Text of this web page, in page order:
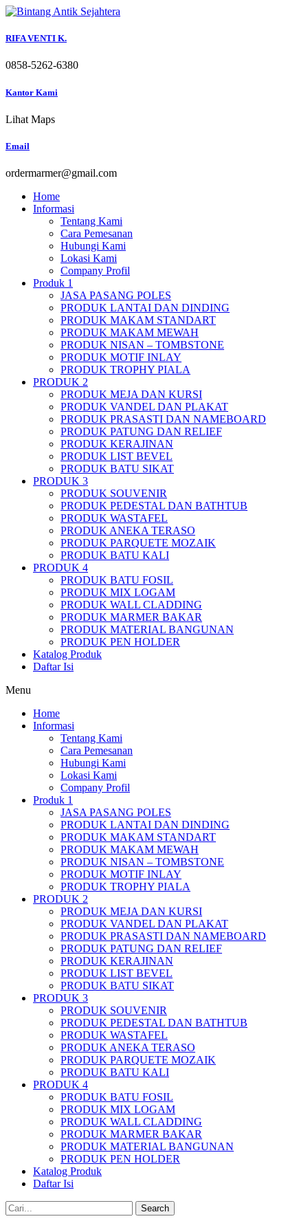
Skip
content
RIFA VENTI K.
0858-5262-6380
Kantor Kami
Lihat Maps
Email
ordermarmer@gmail.com
Home
Informasi
Tentang Kami
Cara Pemesanan
Hubungi Kami
Lokasi Kami
Company Profil
Produk 1
JASA PASANG POLES
PRODUK LANTAI DAN DINDING
PRODUK MAKAM STANDART
PRODUK MAKAM MEWAH
PRODUK NISAN – TOMBSTONE
PRODUK MOTIF INLAY
PRODUK TROPHY PIALA
PRODUK 2
PRODUK MEJA DAN KURSI
PRODUK VANDEL DAN PLAKAT
PRODUK PRASASTI DAN NAMEBOARD
PRODUK PATUNG DAN RELIEF
PRODUK KERAJINAN
PRODUK LIST BEVEL
PRODUK BATU SIKAT
PRODUK 3
PRODUK SOUVENIR
PRODUK PEDESTAL DAN BATHTUB
PRODUK WASTAFEL
PRODUK ANEKA TERASO
PRODUK PARQUETE MOZAIK
PRODUK BATU KALI
PRODUK 4
PRODUK BATU FOSIL
PRODUK MIX LOGAM
PRODUK WALL CLADDING
PRODUK MARMER BAKAR
PRODUK MATERIAL BANGUNAN
PRODUK PEN HOLDER
Katalog Produk
Daftar Isi
Menu
Home
Informasi
Tentang Kami
Cara Pemesanan
Hubungi Kami
Lokasi Kami
Company Profil
Produk 1
JASA PASANG POLES
PRODUK LANTAI DAN DINDING
PRODUK MAKAM STANDART
PRODUK MAKAM MEWAH
PRODUK NISAN – TOMBSTONE
PRODUK MOTIF INLAY
PRODUK TROPHY PIALA
PRODUK 2
PRODUK MEJA DAN KURSI
PRODUK VANDEL DAN PLAKAT
PRODUK PRASASTI DAN NAMEBOARD
PRODUK PATUNG DAN RELIEF
PRODUK KERAJINAN
PRODUK LIST BEVEL
PRODUK BATU SIKAT
PRODUK 3
PRODUK SOUVENIR
PRODUK PEDESTAL DAN BATHTUB
PRODUK WASTAFEL
PRODUK ANEKA TERASO
PRODUK PARQUETE MOZAIK
PRODUK BATU KALI
PRODUK 4
PRODUK BATU FOSIL
PRODUK MIX LOGAM
PRODUK WALL CLADDING
PRODUK MARMER BAKAR
PRODUK MATERIAL BANGUNAN
PRODUK PEN HOLDER
Katalog Produk
Daftar Isi
Search